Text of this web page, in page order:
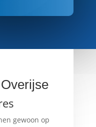
gewoon op